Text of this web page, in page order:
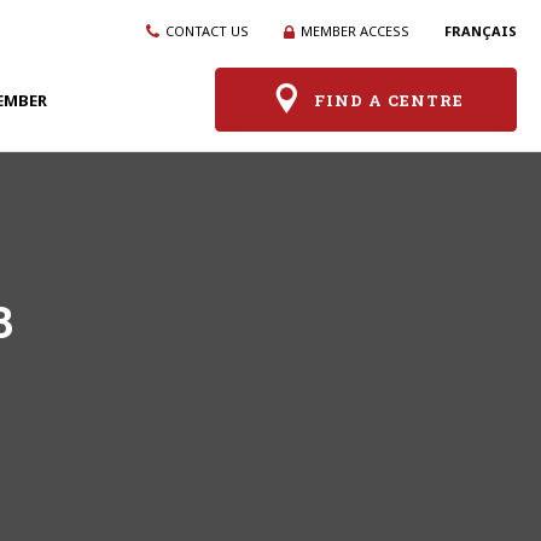
CONTACT US MEMBER ACCESS FRANÇAIS
FIND A CENTRE